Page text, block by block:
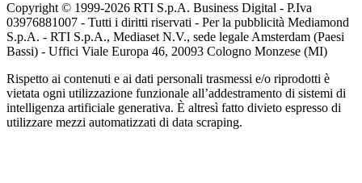
Copyright © 1999-2026 RTI S.p.A. Business Digital - P.Iva
03976881007 - Tutti i diritti riservati - Per la pubblicità Mediamond
S.p.A. - RTI S.p.A., Mediaset N.V., sede legale Amsterdam (Paesi
Bassi) - Uffici Viale Europa 46, 20093 Cologno Monzese (MI)
Rispetto ai contenuti e ai dati personali trasmessi e/o riprodotti è
vietata ogni utilizzazione funzionale all’addestramento di sistemi di
intelligenza artificiale generativa. È altresì fatto divieto espresso di
utilizzare mezzi automatizzati di data scraping.